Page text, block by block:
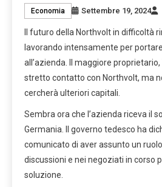
Economia Settembre 19, 2024
Il futuro della Northvolt in difficoltà
lavorando intensamente per
all’azienda. Il maggiore
stretto contatto con Northvolt, ma
cercherà ulteriori capitali.
Sembra ora che l’azienda riceva il
Germania. Il governo tedesco ha
comunicato di aver assunto un
discussioni e nei negoziati in corso
soluzione.